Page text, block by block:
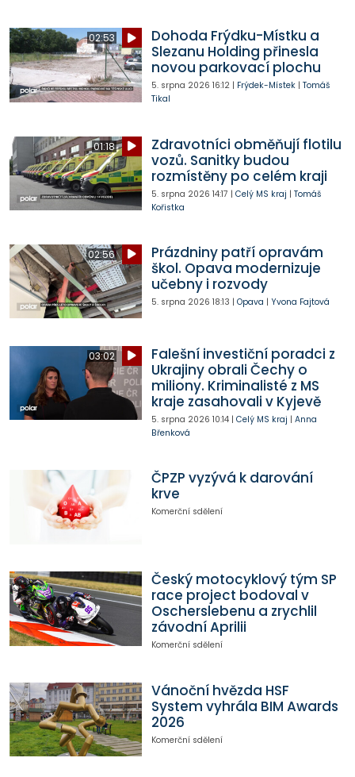
02:53
Dohoda Frýdku-Místku a
Slezanu Holding přinesla
novou parkovací plochu
5. srpna 2026 16:12| Frýdek-Místek| Tomáš
Tikal
01:18
Zdravotníci obměňují flotilu
vozů. Sanitky budou
rozmístěny po celém kraji
5. srpna 2026 14:17 | Celý MS kraj | Tomáš
Kořistka
02:56
Prázdniny patří opravám
škol. Opava modernizuje
učebny i rozvody
5. srpna 2026 18:13 | Opava | Yvona Fajtová
03:02
Falešní investiční poradci z
Ukrajiny obrali Čechy o
miliony. Kriminalisté z MS
kraje zasahovali v Kyjevě
5. srpna 2026 10:14| Celý MS kraj | Anna
Břenková
ČPZP vyzývá k darování
krve
Komerční sdělení
Český motocyklový tým SP
race project bodoval v
Oscherslebenu a zrychlil
závodní Aprilii
Komerční sdělení
Vánoční hvězda HSF
System vyhrála BIM Awards
2026
Komerční sdělení